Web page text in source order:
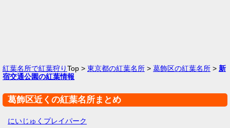
紅葉名所で紅葉狩りTop > 東京都の紅葉名所 > 葛飾区の紅葉名所 > 新
宿交通公園の紅葉情報
葛飾区近くの紅葉名所まとめ
にいじゅくプレイパーク